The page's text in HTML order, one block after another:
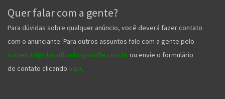
Quer falar com a gente?
Para dúvidas sobre qualquer anúncio, você deverá fazer contato
com o anunciante. Para outros assuntos fale com a gente pelo
comercial@classificadosjoinville.com.br ou envie o formulário
de contato clicando aqui.